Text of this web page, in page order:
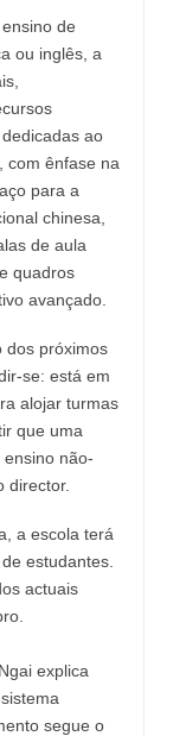
de
ou inglês, a
ao
com ênfase na
para a
chinesa,
de aula
quadros
avançado.
dos próximos
se: está em
alojar turmas
que uma
não-
director.
a escola terá
estudantes.
actuais
explica
segue o